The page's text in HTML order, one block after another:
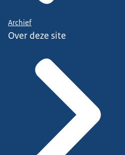
Archief
Over deze site